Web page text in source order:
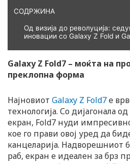
СОДРЖИНА
Од визија до револуција:
иновации со Galaxy Z Fold и
Galaxy Z Fold7 – моќта на
преклопна форма
Најновиот Galaxy Z Fold7е
технологија. Со дијагонала
екран, Fold7 нуди
кое го прави овој уред да
канцеларија. Надворешниот
раб, екран е идеален за брз